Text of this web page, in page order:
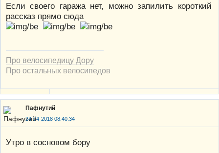
Если своего гаража нет, можно запилить короткий
рассказ прямо сюда
Про велосипедицу Дору
Про остальных велосипедов
Пафнутий
24-04-2018 08:40:34
Утро в сосновом бору